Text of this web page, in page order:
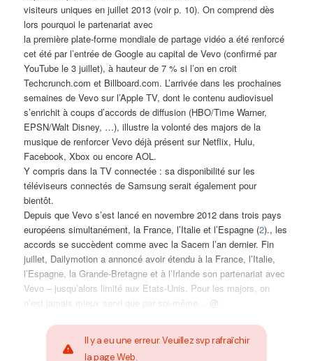
visiteurs uniques en juillet 2013 (voir p. 10). On comprend dès
lors pourquoi le partenariat avec
la première plate-forme mondiale de partage vidéo a été renforcé
cet été par l’entrée de Google au capital de Vevo (confirmé par
YouTube le 3 juillet), à hauteur de 7 % si l’on en croit
Techcrunch.com et Billboard.com. L’arrivée dans les prochaines
semaines de Vevo sur l’Apple TV, dont le contenu audiovisuel
s’enrichit à coups d’accords de diffusion (HBO/Time Warner,
EPSN/Walt Disney, …), illustre la volonté des majors de la
musique de renforcer Vevo déjà présent sur Netflix, Hulu,
Facebook, Xbox ou encore AOL.
Y compris dans la TV connectée : sa disponibilité sur les
téléviseurs connectés de Samsung serait également pour
bientôt.
Depuis que Vevo s’est lancé en novembre 2012 dans trois pays
européens simultanément, la France, l’Italie et l’Espagne (2)., les
accords se succèdent comme avec la Sacem l’an dernier. Fin
juillet, Dailymotion a annoncé avoir étendu à la France, l’Italie,
l’Espagne, la Grande-Bretagne et à l’Irlande son partenariat avec
Vevo – jusqu’alors limité aux Etats-Unis. Pour les majors, on
n’est jamais mieux servi que par soi-même… @
Il y a eu une erreur. Veuillez svp rafraîchir
la page Web.